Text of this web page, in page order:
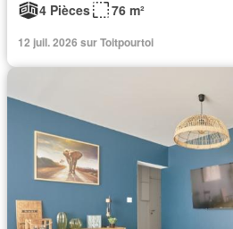
4 Pièces
76 m²
12 juil. 2026 sur Toitpourtoi